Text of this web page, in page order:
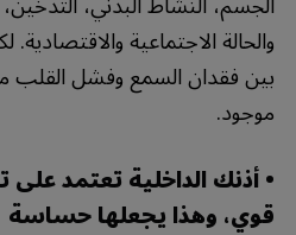
والحالة الاجتماعية والاقتصادية.
بين فقدان السمع وفشل القلب
موجود.
• أذنك الداخلية تعتمد
قوي، وهذا يجعلها حساسة